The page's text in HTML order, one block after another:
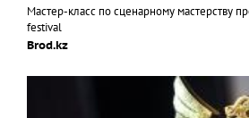
Мастер-класс по сценарному мастерству
festival
Brod.kz